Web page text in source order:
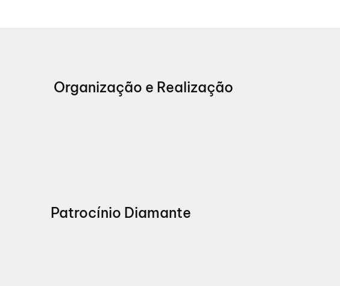
Organização e Realização
Patrocínio Diamante